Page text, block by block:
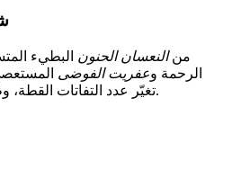
منالنعسان الحنون البطيء
الرحمة وعفريت الفوضى
تغيّر عدد التفاتات القطة، وطول تحديقها، ومقدار خداعها.